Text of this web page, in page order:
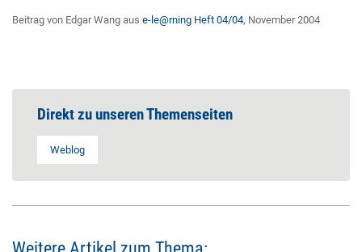
Beitrag von Edgar Wang aus e-le@rning Heft 04/04, November 2004
Direkt zu unseren Themenseiten
Weblog